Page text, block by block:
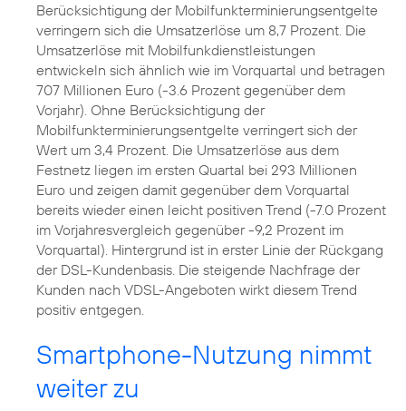
Berücksichtigung der Mobilfunkterminierungsentgelte
verringern sich die Umsatzerlöse um 8,7 Prozent. Die
Umsatzerlöse mit Mobilfunkdienstleistungen
entwickeln sich ähnlich wie im Vorquartal und betragen
707 Millionen Euro (-3.6 Prozent gegenüber dem
Vorjahr). Ohne Berücksichtigung der
Mobilfunkterminierungsentgelte verringert sich der
Wert um 3,4 Prozent. Die Umsatzerlöse aus dem
Festnetz liegen im ersten Quartal bei 293 Millionen
Euro und zeigen damit gegenüber dem Vorquartal
bereits wieder einen leicht positiven Trend (-7.0 Prozent
im Vorjahresvergleich gegenüber -9,2 Prozent im
Vorquartal). Hintergrund ist in erster Linie der Rückgang
der DSL-Kundenbasis. Die steigende Nachfrage der
Kunden nach VDSL-Angeboten wirkt diesem Trend
positiv entgegen.
Smartphone-Nutzung nimmt
weiter zu